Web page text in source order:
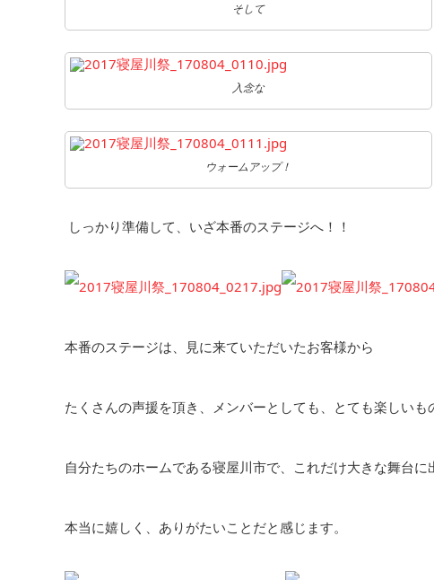
そして
入念な
ウォームアップ！
しっかり準備して、いざ本番のステージへ！！
本番のステージは、見に来ていただいたお客様から
たくさんの声援を頂き、メンバーとしても、とても楽しいも
自分たちのホームである寝屋川市で、これだけ大きな舞台に
本当に嬉しく、ありがたいことだと感じます。